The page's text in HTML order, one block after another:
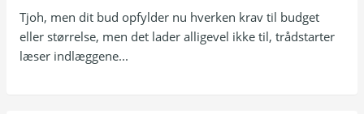
Tjoh, men dit bud opfylder nu hverken krav til budget
eller størrelse, men det lader alligevel ikke til, trådstarter
læser indlæggene...